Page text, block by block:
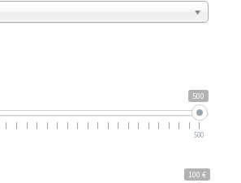
500
500
100 €